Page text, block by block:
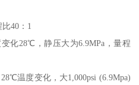
40：1
化28℃，静压大为6.9MPa，量程
温度变化，大1,000psi (6.9Mpa)